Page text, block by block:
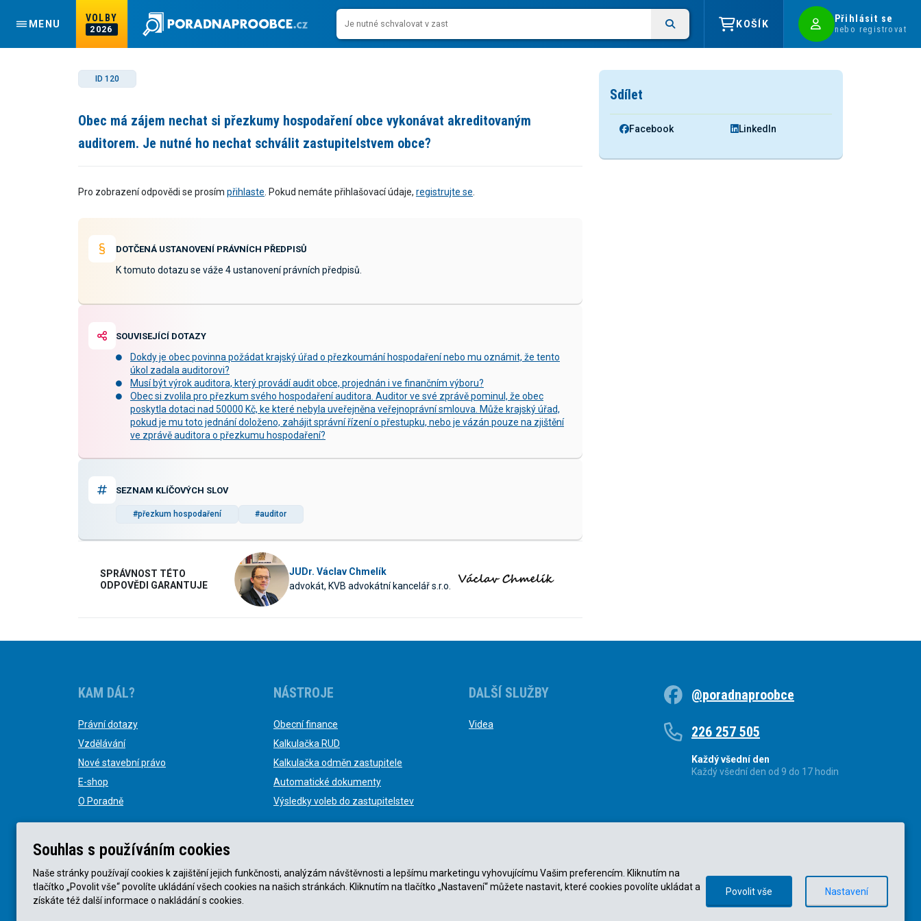
MENU
VOLBY
2026
KOŠÍK Přihlásit se
nebo registrovat
ID 120
Obec má zájem nechat si přezkumy hospodaření obce vykonávat akreditovaným
auditorem. Je nutné ho nechat schválit zastupitelstvem obce?
Pro zobrazení odpovědi se prosím přihlaste . Pokud nemáte přihlašovací údaje, registrujte se
DOTČENÁ USTANOVENÍ PRÁVNÍCH PŘEDPISŮ
K tomuto dotazu se váže 4 ustanovení právních předpisů.
SOUVISEJÍCÍ DOTAZY
Dokdy je obec povinna požádat krajský úřad o přezkoumání hospodaření nebo mu oznámit, že tento
úkol zadala auditorovi?
Musí být výrok auditora, který provádí audit obce, projednán i ve finančním výboru?
Obec si zvolila pro přezkum svého hospodaření auditora. Auditor ve své zprávě pominul, že obec
poskytla dotaci nad 50000 Kč, ke které nebyla uveřejněna veřejnoprávní smlouva. Může krajský úřad,
pokud je mu toto jednání doloženo, zahájit správní řízení o přestupku, nebo je vázán pouze na zjištění
ve zprávě auditora o přezkumu hospodaření?
SEZNAM KLÍČOVÝCH SLOV
#přezkum hospodaření #auditor
SPRÁVNOST TÉTO
ODPOVĚDI GARANTUJE
JUDr. Václav Chmelík
advokát, KVB advokátní kancelář s.r.o.
Sdílet
Facebook LinkedIn
KAM DÁL?
Právní dotazy
Vzdělávání
Nové stavební právo
E-shop
O Poradně
NÁSTROJE
Obecní finance
Kalkulačka RUD
Kalkulačka odměn zastupitele
Automatické dokumenty
Výsledky voleb do zastupitelstev
DALŠÍ SLUŽBY
Videa
@poradnaproobce
226 257 505
Každý všední den
Každý všední den od 9 do 17 hodin
© KVB advokátní kancelář s.r.o. 2025 | Zásady ochrany osobních údajů
Souhlas s používáním cookies
Naše stránky používají cookies k zajištění jejich funkčnosti, analýzám návštěvnosti a lepšímu marketingu vyhovujícímu Vašim preferencím. Kliknutím na
tlačítko „Povolit vše“ povolíte ukládání všech cookies na našich stránkách. Kliknutím na tlačítko „Nastavení“ můžete nastavit, které cookies povolíte ukládat a
získáte též další informace o nakládání s cookies.
Povolit vše Nastavení